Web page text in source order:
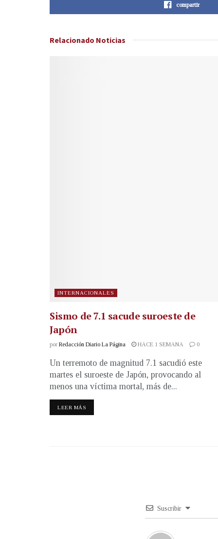
compartir
Relacionado Noticias
INTERNACIONALES
Sismo de 7.1 sacude suroeste de
Japón
por Redacción Diario La Página HACE 1 SEMANA 0
Un terremoto de magnitud 7.1 sacudió este
martes el suroeste de Japón, provocando al
menos una víctima mortal, más de...
LEER MÁS
Suscribir